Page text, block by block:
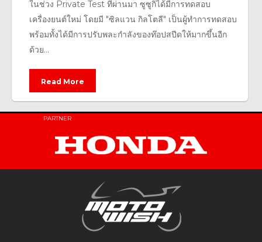
ในช่วง Private Test ที่ผ่านมา ซูซูกิได้มีการทดสอบ
เครื่องยนต์ใหม่ โดยมี "ซิลแวน กิลโตลี" เป็นผู้ทำการทดสอบ
พร้อมทั้งได้มีการปรับพละกำลังของท๊อปสปีดให้มากขึ้นอีก
ด้วย...
Read More
PARTNER